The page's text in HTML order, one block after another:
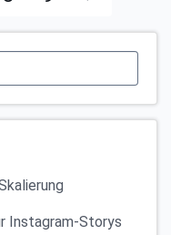
Instagram-Storys